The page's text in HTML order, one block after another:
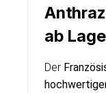
ab
Der